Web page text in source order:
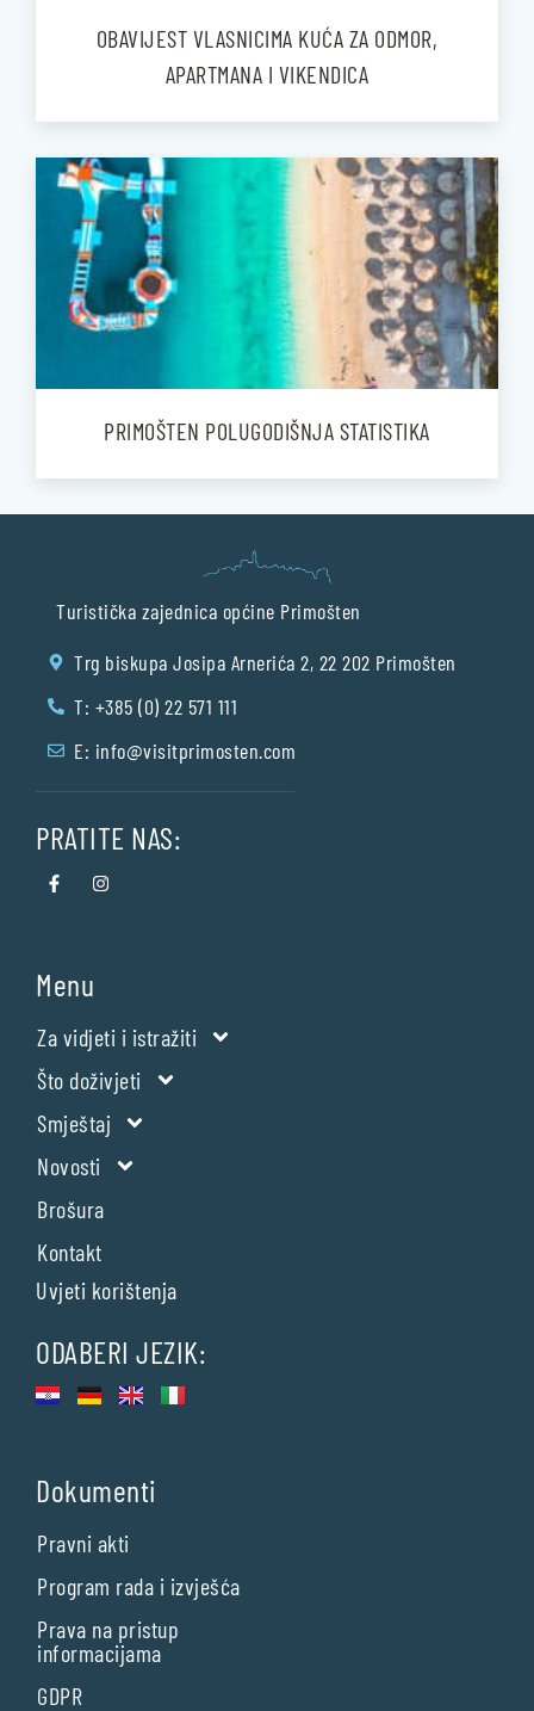
OBAVIJEST VLASNICIMA KUĆA ZA ODMOR,
APARTMANA I VIKENDICA
PRIMOŠTEN POLUGODIŠNJA STATISTIKA
Turistička zajednica općine Primošten
Trg biskupa Josipa Arnerića 2, 22 202 Primošten
T: +385 (0) 22 571 111
E: info@visitprimosten.com
PRATITE NAS:
Menu
Za vidjeti i istražiti
Što doživjeti
Smještaj
Novosti
Brošura
Kontakt
Uvjeti korištenja
ODABERI JEZIK:
Dokumenti
Pravni akti
Program rada i izvješća
Prava na pristup
informacijama
GDPR